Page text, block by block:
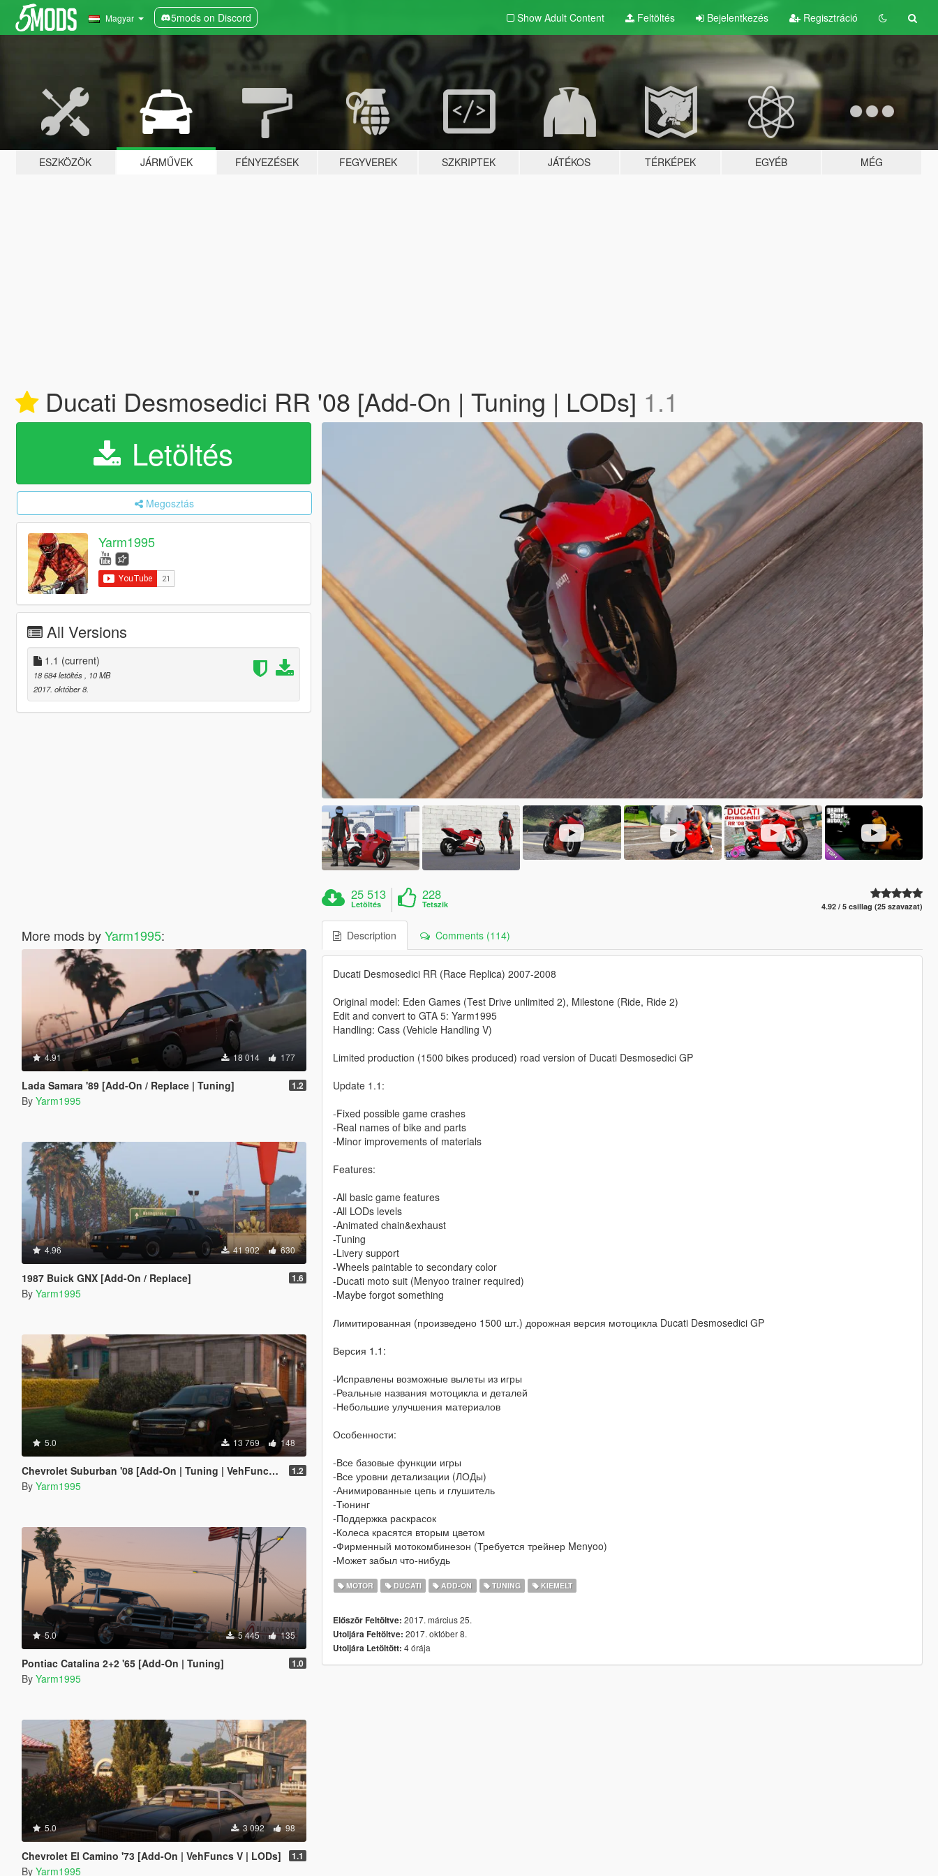
Magyar 5mods on Discord Show Adult Content Feltöltés Bejelentkezés Regisztráció
ESZKÖZÖK JÁRMŰVEK FÉNYEZÉSEK FEGYVEREK SZKRIPTEK JÁTÉKOS TÉRKÉPEK EGYÉB MÉG
Ducati Desmosedici RR '08 [Add-On | Tuning | LODs] 1.1
Letöltés
Megosztás
Yarm1995
All Versions
1.1 (current)
18 684 letöltés
, 10 MB
2017. október 8.
More mods byYarm1995:
4.91 18 014 177
Lada Samara '89 [Add-On / Replace | Tuning] 1.2
By Yarm1995
4.96 41 902 630
1987 Buick GNX [Add-On / Replace] 1.6
By Yarm1995
5.0 13 769 148
Chevrolet Suburban '08 [Add-On | Tuning | VehFuncs V | LODs] 1.2
By Yarm1995
5.0 5 445 135
Pontiac Catalina 2+2 '65 [Add-On | Tuning] 1.0
By Yarm1995
5.0 3 092 98
Chevrolet El Camino '73 [Add-On | VehFuncs V | LODs] 1.1
By Yarm1995
25 513
Letöltés
228
Tetszik 4.92 / 5 csillag (25 szavazat)
Description Comments (114)
Ducati Desmosedici RR (Race Replica) 2007-2008
Original model: Eden Games (Test Drive unlimited 2), Milestone (Ride, Ride 2)
Edit and convert to GTA 5: Yarm1995
Handling: Cass (Vehicle Handling V)
Limited production (1500 bikes produced) road version of Ducati Desmosedici GP
Update 1.1:
-Fixed possible game crashes
-Real names of bike and parts
-Minor improvements of materials
Features:
-All basic game features
-All LODs levels
-Animated chain&exhaust
-Tuning
-Livery support
-Wheels paintable to secondary color
-Ducati moto suit (Menyoo trainer required)
-Maybe forgot something
Лимитированная (произведено 1500 шт.) дорожная версия мотоцикла Ducati Desmosedici GP
Версия 1.1:
-Исправлены возможные вылеты из игры
-Реальные названия мотоцикла и деталей
-Небольшие улучшения материалов
Особенности:
-Все базовые функции игры
-Все уровни детализации (ЛОДы)
-Анимированные цепь и глушитель
-Тюнинг
-Поддержка раскрасок
-Колеса красятся вторым цветом
-Фирменный мотокомбинезон (Требуется трейнер Menyoo)
-Может забыл что-нибудь
MOTOR DUCATI ADD-ON TUNING KIEMELT
Először Feltöltve: 2017. március 25.
Utoljára Feltöltve: 2017. október 8.
Utoljára Letöltött: 4 órája